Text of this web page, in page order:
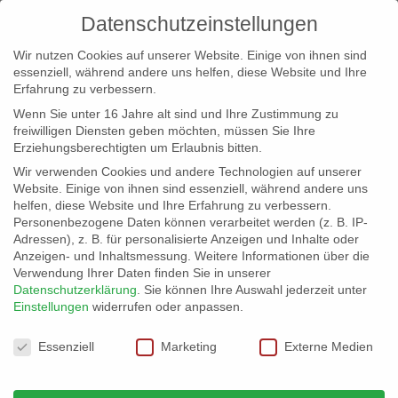
info@erfolgreich-events.de
+4940 46 777 230
Datenschutzeinstellungen
Wir nutzen Cookies auf unserer Website. Einige von ihnen sind
essenziell, während andere uns helfen, diese Website und Ihre
Erfahrung zu verbessern.
Wenn Sie unter 16 Jahre alt sind und Ihre Zustimmung zu
freiwilligen Diensten geben möchten, müssen Sie Ihre
Erziehungsberechtigten um Erlaubnis bitten.
Wir verwenden Cookies und andere Technologien auf unserer
Website. Einige von ihnen sind essenziell, während andere uns
helfen, diese Website und Ihre Erfahrung zu verbessern.
Personenbezogene Daten können verarbeitet werden (z. B. IP-
Adressen), z. B. für personalisierte Anzeigen und Inhalte oder
Anzeigen- und Inhaltsmessung. Weitere Informationen über die
Verwendung Ihrer Daten finden Sie in unserer
Datenschutzerklärung
Sie können Ihre Auswahl jederzeit unter
Einstellungen widerrufen oder anpassen.
Datenschutzeinstellungen
Essenziell Marketing Externe Medien